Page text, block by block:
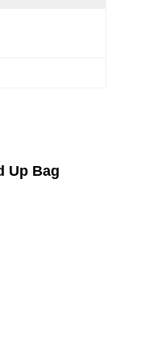
Up Bag